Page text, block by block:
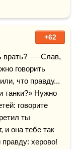
+62
говорить
что правду...
танки?» Нужно
ты
и она тебе так
херово!